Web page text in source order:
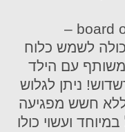
מצב 3- גלישה: board on wheels –
לשמש כלוח
עם הילד
ניתן לגלוש
חשש מפגיעה
ועשוי כולו